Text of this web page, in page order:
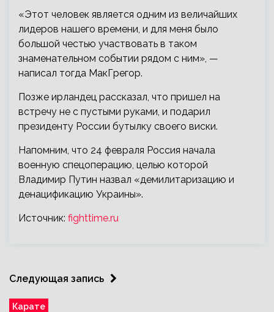
«Этот человек является одним из величайших
лидеров нашего времени, и для меня было
большой честью участвовать в таком
знаменательном событии рядом с ним», —
написал тогда МакГрегор.
Позже ирландец рассказал, что пришел на
встречу не с пустыми руками, и подарил
президенту России бутылку своего виски.
Напомним, что 24 февраля Россия начала
военную спецоперацию, целью которой
Владимир Путин назвал «демилитаризацию и
денацификацию Украины».
Источник: fighttime.ru
Следующая запись
Карате